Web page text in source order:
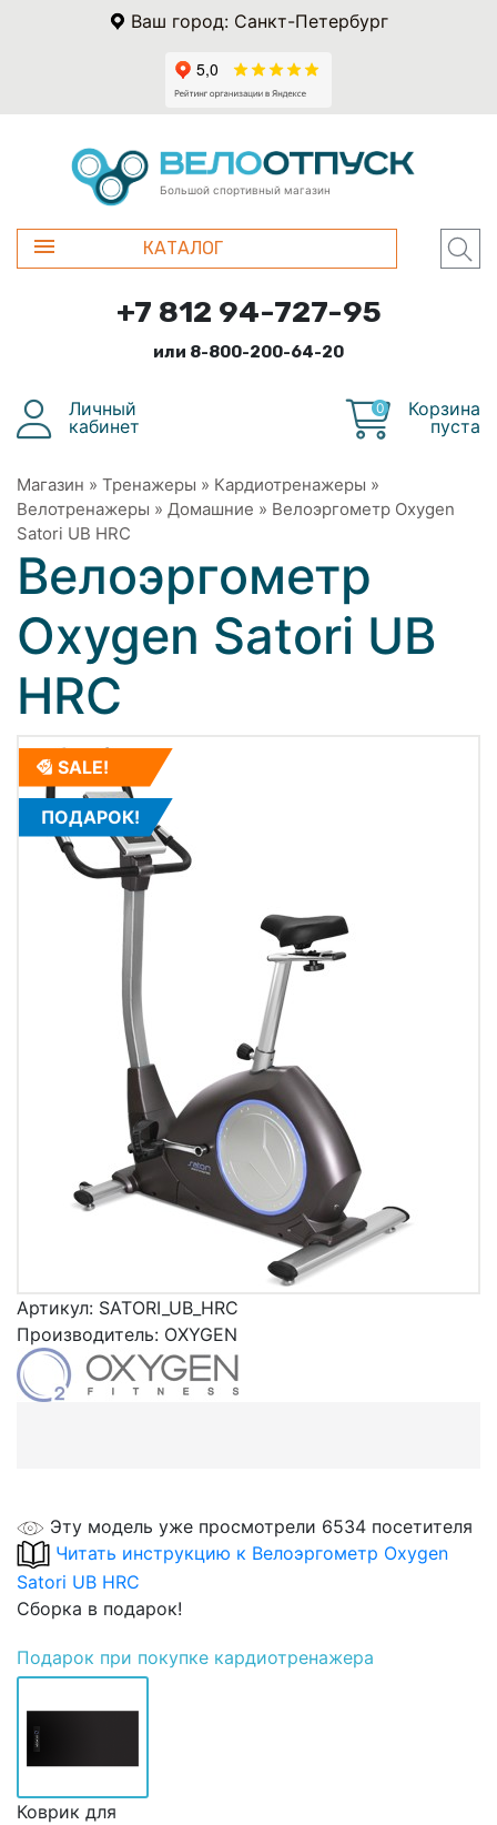
Ваш город: Санкт-Петербург
Большой спортивный магазин
КАТАЛОГ
+7 812 94-727-95
или 8-800-200-64-20
Личный
кабинет
0
Корзина
пуста
Магазин » Тренажеры » Кардиотренажеры »
Велотренажеры » Домашние » Велоэргометр Oxygen
Satori UB HRC
Велоэргометр
Oxygen Satori UB
HRC
SALE!
ПОДАРОК!
Артикул: SATORI_UB_HRC
Производитель: OXYGEN
Эту модель уже просмотрели 6534 посетителя
Читать инструкцию к Велоэргометр Oxygen
Satori UB HRC
Сборка в подарок!
Подарок при покупке кардиотренажера
Коврик для